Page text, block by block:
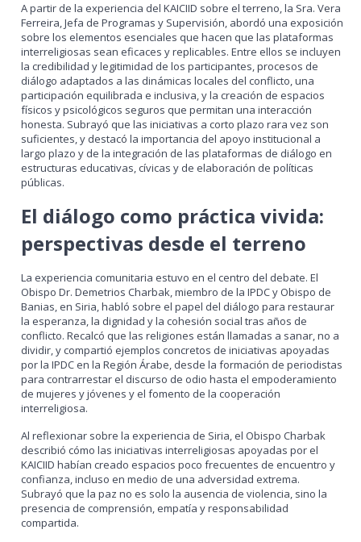
A partir de la experiencia del KAICIID sobre el terreno, la Sra. Vera
Ferreira, Jefa de Programas y Supervisión, abordó una exposición
sobre los elementos esenciales que hacen que las plataformas
interreligiosas sean eficaces y replicables. Entre ellos se incluyen
la credibilidad y legitimidad de los participantes, procesos de
diálogo adaptados a las dinámicas locales del conflicto, una
participación equilibrada e inclusiva, y la creación de espacios
físicos y psicológicos seguros que permitan una interacción
honesta. Subrayó que las iniciativas a corto plazo rara vez son
suficientes, y destacó la importancia del apoyo institucional a
largo plazo y de la integración de las plataformas de diálogo en
estructuras educativas, cívicas y de elaboración de políticas
públicas.
El diálogo como práctica vivida:
perspectivas desde el terreno
La experiencia comunitaria estuvo en el centro del debate. El
Obispo Dr. Demetrios Charbak, miembro de la IPDC y Obispo de
Banias, en Siria, habló sobre el papel del diálogo para restaurar
la esperanza, la dignidad y la cohesión social tras años de
conflicto. Recalcó que las religiones están llamadas a sanar, no a
dividir, y compartió ejemplos concretos de iniciativas apoyadas
por la IPDC en la Región Árabe, desde la formación de periodistas
para contrarrestar el discurso de odio hasta el empoderamiento
de mujeres y jóvenes y el fomento de la cooperación
interreligiosa.
Al reflexionar sobre la experiencia de Siria, el Obispo Charbak
describió cómo las iniciativas interreligiosas apoyadas por el
KAICIID habían creado espacios poco frecuentes de encuentro y
confianza, incluso en medio de una adversidad extrema.
Subrayó que la paz no es solo la ausencia de violencia, sino la
presencia de comprensión, empatía y responsabilidad
compartida.